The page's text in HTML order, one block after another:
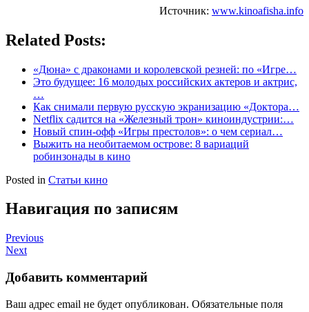
Источник: www.kinoafisha.info
Related Posts:
«Дюна» с драконами и королевской резней: по «Игре…
Это будущее: 16 молодых российских актеров и актрис,
…
Как снимали первую русскую экранизацию «Доктора…
Netflix садится на «Железный трон» киноиндустрии:…
Новый спин-офф «Игры престолов»: о чем сериал…
Выжить на необитаемом острове: 8 вариаций
робинзонады в кино
Posted in Статьи кино
Навигация по записям
Previous
Next
Добавить комментарий
Ваш адрес email не будет опубликован. Обязательные поля